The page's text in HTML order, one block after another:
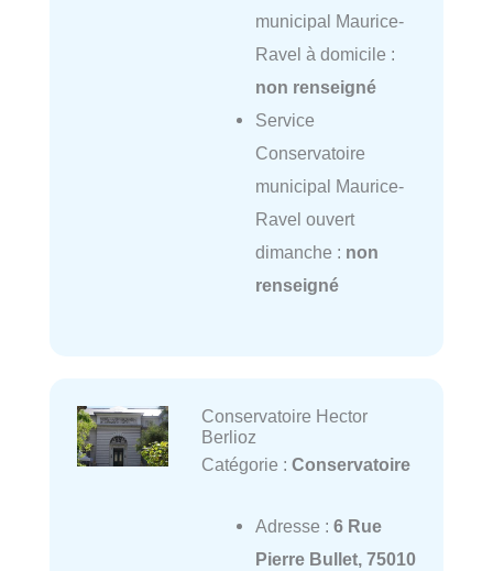
municipal Maurice-
Ravel à domicile :
non renseigné
Service
Conservatoire
municipal Maurice-
Ravel ouvert
dimanche : non
renseigné
Conservatoire Hector
Berlioz
Catégorie : Conservatoire
Adresse : 6 Rue
Pierre Bullet, 75010